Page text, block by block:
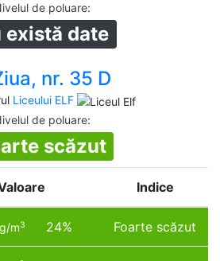
de poluare:
există date
nr. 35 D
Liceului ELF
de poluare:
scăzut
Indice
m3 24% Foarte scăzut